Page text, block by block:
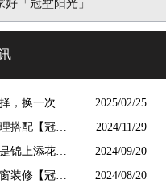
「冠墅阳光」
，换一次用
2025/02/25
搭配【冠墅
2024/11/29
锦上添花
2024/09/20
装修【冠墅
2024/08/20